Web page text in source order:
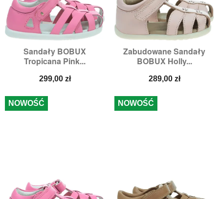
Sandały BOBUX
Tropicana Pink...
Cena
299,00 zł
Zabudowane Sandały
BOBUX Holly...
Cena
289,00 zł
NOWOŚĆ NOWOŚĆ